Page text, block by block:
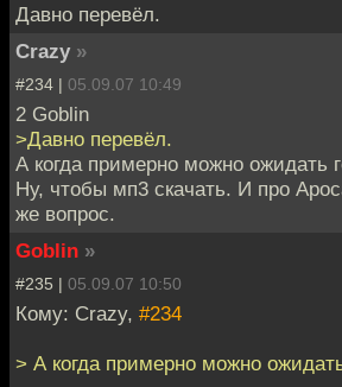
Давно перевёл.
Crazy »
#234 | 05.09.07 10:49
2 Goblin
>Давно перевёл.
А когда примерно можно ожидать
Ну, чтобы мп3 скачать. И про
же вопрос.
Goblin »
#235 | 05.09.07 10:50
Кому: Crazy, #234
> А когда примерно можно